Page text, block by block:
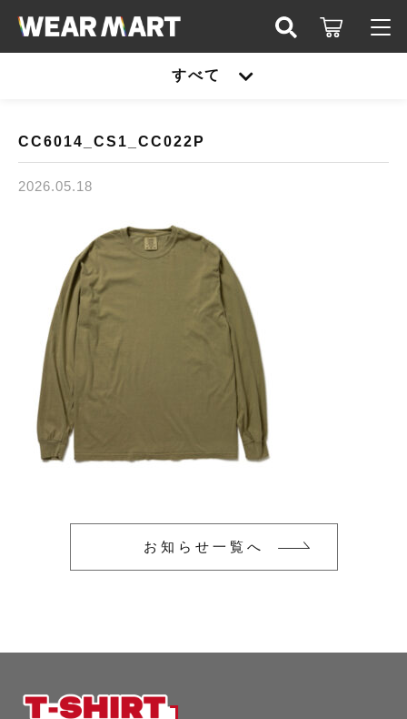
すべて
CC6014_CS1_CC022P
2026.05.18
お知らせ一覧へ
ログイン / 会員登録
お知らせ
お気に入り
United athle
TRUSS
Printstar
glimmer
スウェット
TRUSS
Printstar
glimmer
SLOTH
スポーツウェア（ドライ）
キーワード検索
子カテゴリ
価格帯
その他